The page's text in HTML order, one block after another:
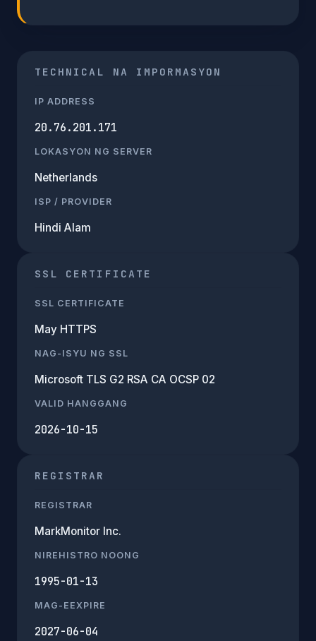
TECHNICAL NA IMPORMASYON
IP ADDRESS
20.76.201.171
LOKASYON NG SERVER
Netherlands
ISP / PROVIDER
Hindi Alam
SSL CERTIFICATE
SSL CERTIFICATE
May HTTPS
NAG-ISYU NG SSL
Microsoft TLS G2 RSA CA OCSP 02
VALID HANGGANG
2026-10-15
REGISTRAR
REGISTRAR
MarkMonitor Inc.
NIREHISTRO NOONG
1995-01-13
MAG-EEXPIRE
2027-06-04